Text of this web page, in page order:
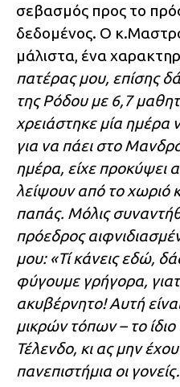
σεβασμός προς το
δεδομένος. Ο
μάλιστα, ένα
πατέρας μου, επίσης
της Ρόδου με 6,7
χρειάστηκε μία ημέρα
για να πάει στο
ημέρα, είχε προκύψει
λείψουν από το χωριό
παπάς. Μόλις
πρόεδρος
μου: «Τί κάνεις εδώ,
φύγουμε γρήγορα,
ακυβέρνητο! Αυτή
μικρών τόπων – το
Τέλενδο, κι ας μην
πανεπιστήμια οι